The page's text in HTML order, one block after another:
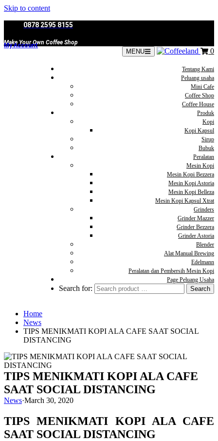
Skip to content
0878 2595 8155
Make Your Own Coffee Shop
My Account
MENU 0
Tentang Kami
Peluang usaha
Mini Cafe
Coffee Shop
Coffee House
Produk
Kopi
Kopi Kapsul
Sirup
Bubuk
Peralatan
Mesin Kopi
Mesin Kopi Bezzera
Mesin Kopi Astoria
Mesin Kopi Belleza
Mesin Kopi Kapsul Xtrat
Grinders
Grinder Mazzer
Grinder Bezzera
Grinder Astoria
Blender
Alat Manual Brewing
Edelmann
Peralatan dan Pembersih Mesin Kopi
Page Peluang Usaha
Search for:
Home
News
TIPS MENIKMATI KOPI ALA CAFE SAAT SOCIAL
DISTANCING
TIPS MENIKMATI KOPI ALA CAFE
SAAT SOCIAL DISTANCING
News·March 30, 2020
TIPS MENIKMATI KOPI ALA CAFE
SAAT SOCIAL DISTANCING